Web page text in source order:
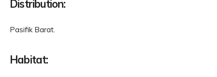
Distribution:
Pasifik Barat.
Habitat: